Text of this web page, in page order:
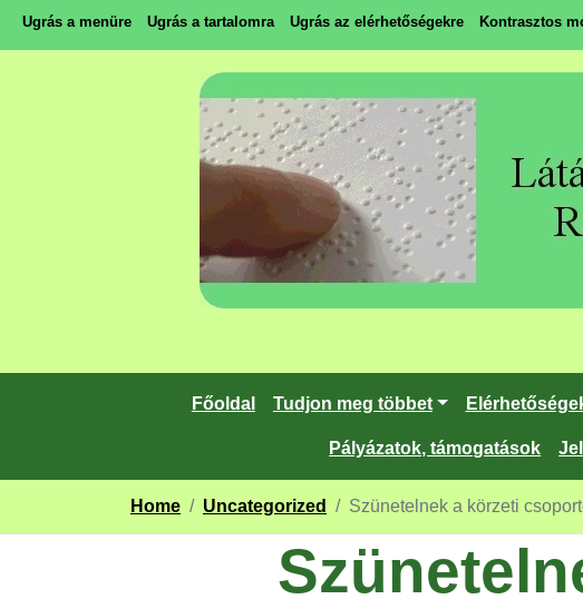
Ugrás a menüre Ugrás a tartalomra Ugrás az elérhetőségekre Kontrasztos
Főoldal Tudjon meg többet
Pályázatok, támogatások
Home / Uncategorized / Szünetelnek a körzeti